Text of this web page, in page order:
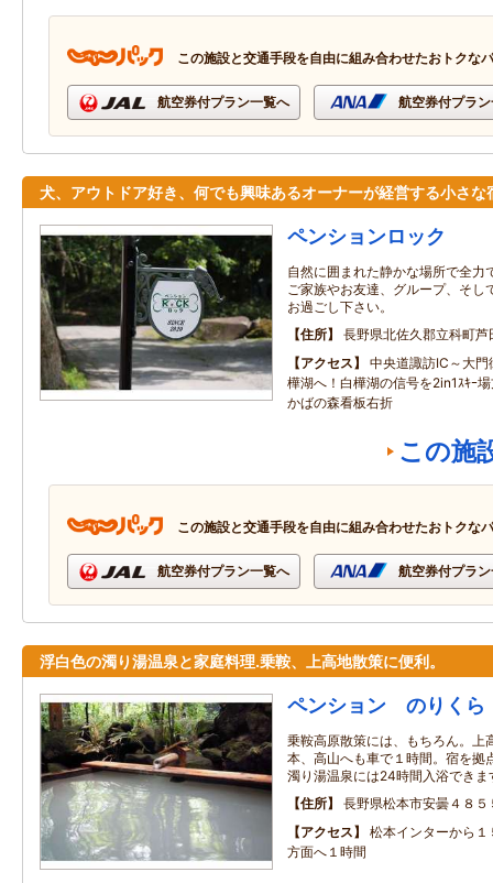
この施設と交通手段を自由に組み合わせたおトクな
航空券付プラン一覧へ 航空券付プラ
犬、アウトドア好き、何でも興味あるオーナーが経営する小さな
ペンションロック
自然に囲まれた静かな場所で全力
ご家族やお友達、グループ、そし
お過ごし下さい。
住所
長野県北佐久郡立科町芦
アクセス
中央道諏訪IC～大
樺湖へ！白樺湖の信号を2in1ｽｷｰ
かばの森看板右折
この施
この施設と交通手段を自由に組み合わせたおトクな
航空券付プラン一覧へ 航空券付プラ
浮白色の濁り湯温泉と家庭料理.乗鞍、上高地散策に便利。
ペンション のりくら
乗鞍高原散策には、もちろん。上
本、高山へも車で１時間。宿を拠
濁り湯温泉には24時間入浴できま
住所
長野県松本市安曇４８５
アクセス
松本インターから
方面へ１時間